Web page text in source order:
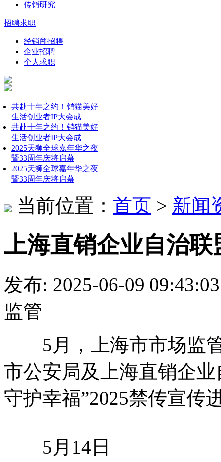
传销研究
招聘求职
经销商招聘
企业招聘
个人求职
共赴十年之约！销猫美好
生活创业者IP大会成
共赴十年之约！销猫美好
生活创业者IP大会成
2025天狮全球嘉年华之夜
暨33周年庆将启幕
2025天狮全球嘉年华之夜
暨33周年庆将启幕
当前位置： 首页 > 新闻
上海直销企业自治
发布: 2025-06-09
监管
5月，上海市市场监管
市公安局及上海直销企
守护幸福”2025禁传宣传
5月14日